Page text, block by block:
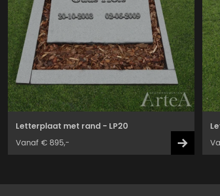
Letterplaat met rand - LP20
Vanaf € 895,-